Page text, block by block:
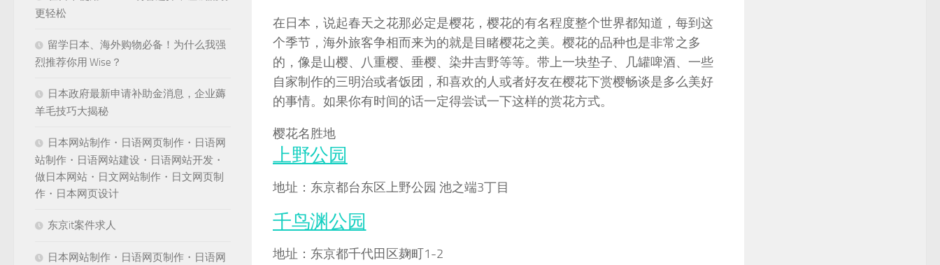
在日本，说起春天之花那必定是樱花，樱花的有名程度整个世界都知道，每到这
个季节，海外旅客争相而来为的就是目睹樱花之美。樱花的品种也是非常之多
的，像是山樱、八重樱、垂樱、染井吉野等等。带上一块垫子、几罐啤酒、一些
自家制作的三明治或者饭团，和喜欢的人或者好友在樱花下赏樱畅谈是多么美好
的事情。如果你有时间的话一定得尝试一下这样的赏花方式。
樱花名胜地
上野公园
地址：东京都台东区上野公园 池之端3丁目
千鸟渊公园
地址：东京都千代田区麹町1-2
更轻松
留学日本、海外购物必备！为什么我强
烈推荐你用 Wise？
日本政府最新申请补助金消息，企业薅
羊毛技巧大揭秘
日本网站制作・日语网页制作・日语网
站制作・日语网站建设・日语网站开发・
做日本网站・日文网站制作・日文网页制
作・日本网页设计
东京it案件求人
日本网站制作・日语网页制作・日语网